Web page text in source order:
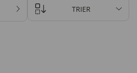
TRIER